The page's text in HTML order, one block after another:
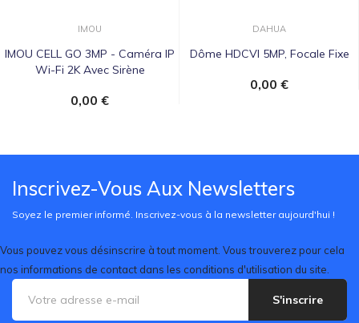
IMOU
IMOU CELL GO 3MP - Caméra IP
Wi-Fi 2K Avec Sirène
0,00 €
DAHUA
Dôme HDCVI 5MP, Focale Fixe
0,00 €
Inscrivez-Vous Aux Newsletters
Soyez le premier informé. Inscrivez-vous à la newsletter aujourd'hui !
Vous pouvez vous désinscrire à tout moment. Vous trouverez pour cela
nos informations de contact dans les conditions d'utilisation du site.
S'inscrire